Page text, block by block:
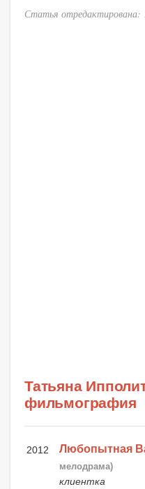
Статья отредактирована:
Татьяна
фильмография
2012 Любопытная
мелодрама)
клиентка